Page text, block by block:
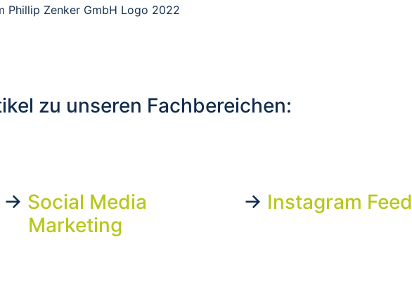
zu unseren Fachbereichen:
→ Social Media
Marketing
→ Instagram Feed